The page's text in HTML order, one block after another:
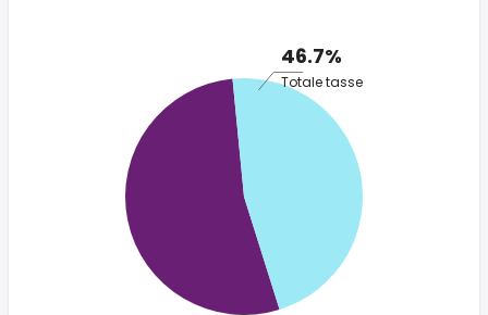
46.7%
Totale tasse